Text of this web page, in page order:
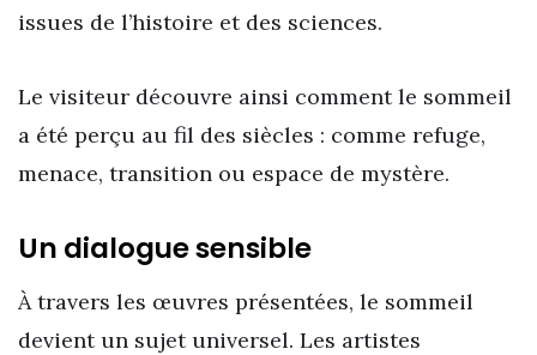
issues de l’histoire et des sciences.
Le visiteur découvre ainsi comment le sommeil
a été perçu au fil des siècles : comme refuge,
menace, transition ou espace de mystère.
Un dialogue sensible
À travers les œuvres présentées, le sommeil
devient un sujet universel. Les artistes